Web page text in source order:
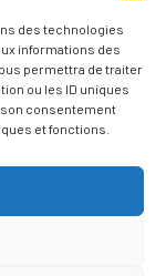
des technologies
informations des
permettra de traiter
ou les ID uniques
consentement
et fonctions.
Sachez